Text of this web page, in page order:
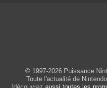
© 1997-2026 Puissance
Toute l'actualité de